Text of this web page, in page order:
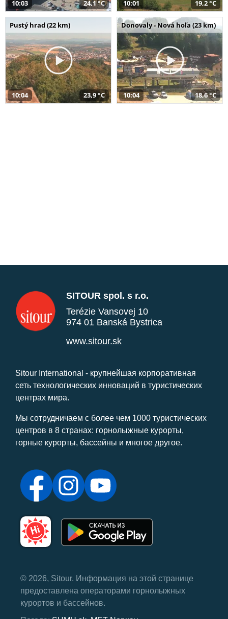
10:03 24,1 °C 10:01 19,2 °C
Pustý hrad (22 km)
10:04 23,9 °C
Donovaly - Nová hoľa (23 km)
10:04 18,6 °C
SITOUR spol. s r.o.
Terézie Vansovej 10
974 01 Banská Bystrica
www.sitour.sk
Sitour International - крупнейшая корпоративная
сеть технологических инноваций в туристических
центрах мира.
Мы сотрудничаем с более чем 1000 туристических
центров в 8 странах: горнолыжные курорты,
горные курорты, бассейны и многое другое.
© 2026, Sitour. Информация на этой странице
предоставлена ​​операторами горнолыжных
курортов и бассейнов.